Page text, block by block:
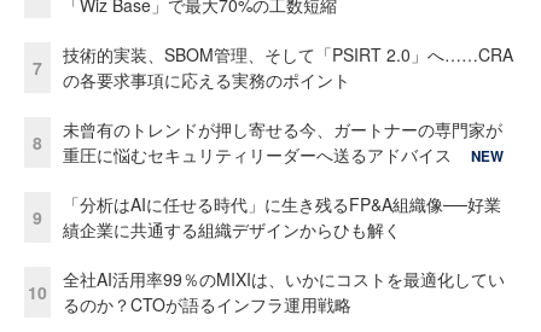
「Wiz Base」で最大70%の工数短縮
7
技術的実装、SBOM管理、そして「PSIRT 2.0」へ……CRA
の各要求事項に応える実務のポイント
8
未曾有のトレンドが押し寄せる今、ガートナーの専門家が
重圧に悩むセキュリティリーダーへ送るアドバイス
NEW
9
「分析はAIに任せる時代」に生き残るFP&A組織像──好業
績企業に共通する組織デザインからひも解く
10
全社AI活用率99％のMIXIは、いかにコストを最適化してい
るのか？CTOが語るインフラ運用戦略